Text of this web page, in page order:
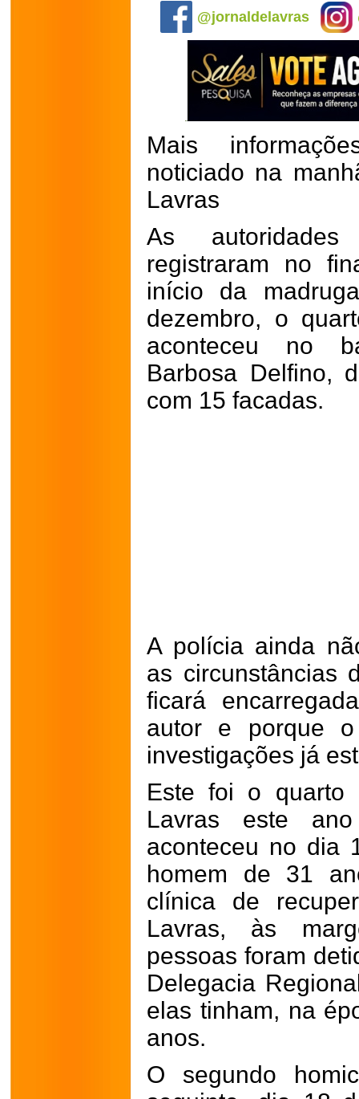
@jornaldelavras
Mais
noticiado na
Lavras
As
registraram no
início da
dezembro, o
aconteceu no
Barbosa Delfino,
com 15 facadas.
A polícia ainda
as circunstâncias
ficará
autor e porque
investigações já
Este foi o quarto
Lavras este
aconteceu no dia
homem de 31
clínica de
Lavras, às
pessoas foram
Delegacia
elas tinham, na
anos.
O segundo